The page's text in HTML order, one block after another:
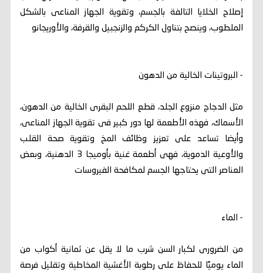
إصلاح الخلايا التالفة بالجسم، وتقوية الجهاز المناعى بالشكل
الملطوب، وينصح بتناول الكركم والزنجبيل والقرفة، والأوريجانو
- البروتينات الخالية من الدهون
مثل الدجاج منزوع الجلد، قطع اللحم البقرى الخالية من الدهون،
الأسماك، فهذه الأطعمة لها دور كبير فى تقوية الجهاز المناعى،
وأيضا تساعد على تعزيز وظائف المخ وتقوية صحة القلب
والأوعية الدموية، فهى أطعمة غنية بأوميجا 3 الدهنية، وبعض
العناصر التى يحتاجها الجسم لمكافحة الفيروسات
- الماء
من الضرورى لكبار السن شرب ما لا يقل عن ثمانية أكواب من
الماء يوميًا للحفاظ على رطوبة الأغشية المخاطية وتقليل فرصة